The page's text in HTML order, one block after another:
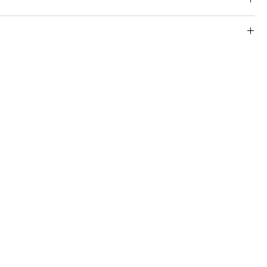
d'une qualité remarquable avec des fèves